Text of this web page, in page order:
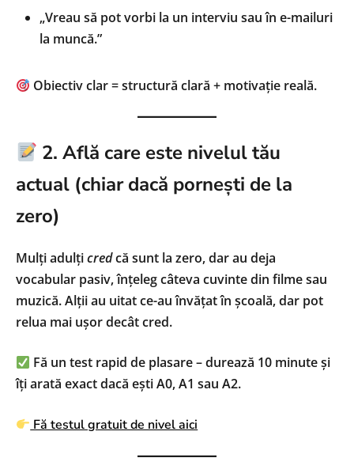
„Vreau să pot vorbi la un interviu sau în e-mailuri
la muncă.”
Obiectiv clar = structură clară + motivație reală.
2. Află care este nivelul tău
actual (chiar dacă pornești de la
zero)
Mulți adulțicredcă sunt la zero, dar au deja
vocabular pasiv, înțeleg câteva cuvinte din filme sau
muzică. Alții au uitat ce-au învățat în școală, dar pot
relua mai ușor decât cred.
Fă un test rapid de plasare – durează 10 minute și
îți arată exact dacă ești A0, A1 sau A2.
Fă testul gratuit de nivel aici